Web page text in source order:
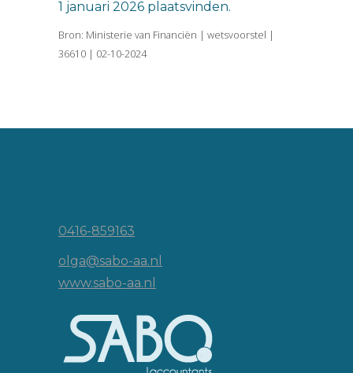
1 januari 2026 plaatsvinden.
Bron: Ministerie van Financiën | wetsvoorstel |
36610 | 02-10-2024
0416-859163
olga@sabo-aa.nl
www.sabo-aa.nl